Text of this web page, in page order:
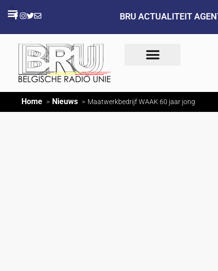
BRU ACTUALITEIT
Home Nieuws Maatwerkbedrijf WAAK 60 jaar jong